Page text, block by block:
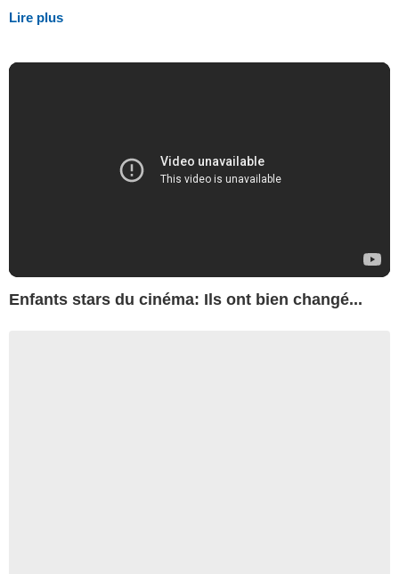
Lire plus
Enfants stars du cinéma: Ils ont bien changé...